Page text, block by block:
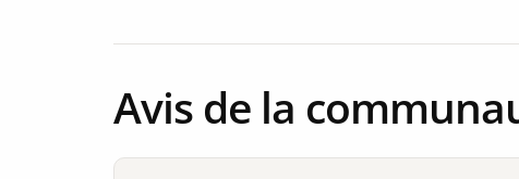
Avis de la